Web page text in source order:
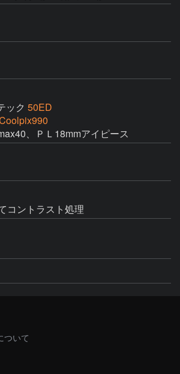
ック 50ED
、ＰＬ18mmアイピース
コントラスト処理
ついて